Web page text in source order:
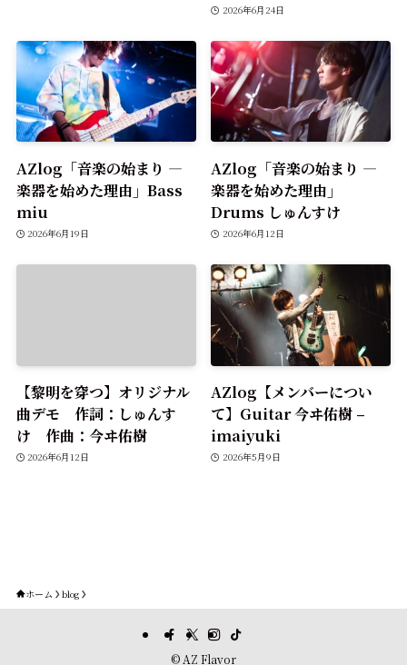
2026年6月24日
AZlog「音楽の始まり —
楽器を始めた理由」Bass
miu
2026年6月19日
AZlog「音楽の始まり —
楽器を始めた理由」
Drums しゅんすけ
2026年6月12日
【黎明を穿つ】オリジナル
曲デモ 作詞：しゅんす
け 作曲：今ヰ佑樹
2026年6月12日
AZlog【メンバーについ
て】Guitar 今ヰ佑樹 –
imaiyuki
2026年5月9日
ホーム blog
© AZ Flavor